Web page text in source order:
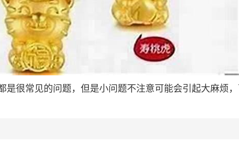
是很常见的问题，但是小问题不注意可能会引起大麻烦